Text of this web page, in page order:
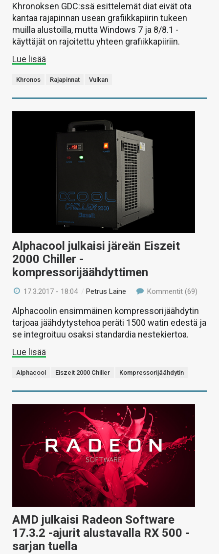
Khronoksen GDC:ssä esittelemät diat eivät ota
kantaa rajapinnan usean grafiikkapiirin tukeen
muilla alustoilla, mutta Windows 7 ja 8/8.1 -
käyttäjät on rajoitettu yhteen grafiikkapiiriin.
Lue lisää
Khronos Rajapinnat Vulkan
Alphacool julkaisi järeän Eiszeit
2000 Chiller -
kompressorijäähdyttimen
17.3.2017 - 18:04 /Petrus Laine Kommentit (69)
Alphacoolin ensimmäinen kompressorijäähdytin
tarjoaa jäähdytystehoa peräti 1500 watin edestä ja
se integroituu osaksi standardia nestekiertoa.
Lue lisää
Alphacool Eiszeit 2000 Chiller Kompressorijäähdytin
AMD julkaisi Radeon Software
17.3.2 -ajurit alustavalla RX 500 -
sarjan tuella